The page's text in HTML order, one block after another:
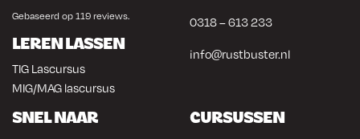
Gebaseerd op 119 reviews.
LEREN LASSEN
TIG Lascursus
MIG/MAG lascursus
0318 – 613 233
info@rustbuster.nl
SNEL NAAR CURSUSSEN